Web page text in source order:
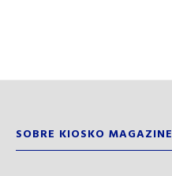
SOBRE KIOSKO MAGAZINE